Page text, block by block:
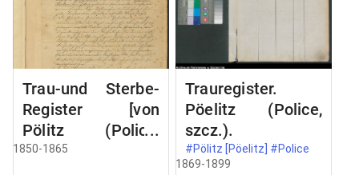
Trau-und Sterbe-
Register [von
Pölitz (Police,
szcz.).]
1850-1865
Trauregister.
Pöelitz (Police,
szcz.).
#Pölitz [Pöelitz] #Police
1869-1899